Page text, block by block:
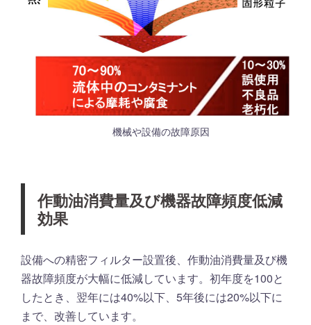
機械や設備の故障原因
作動油消費量及び機器故障頻度低減
効果
設備への精密フィルター設置後、作動油消費量及び機
器故障頻度が大幅に低減しています。初年度を100と
したとき、翌年には40%以下、5年後には20%以下に
まで、改善しています。